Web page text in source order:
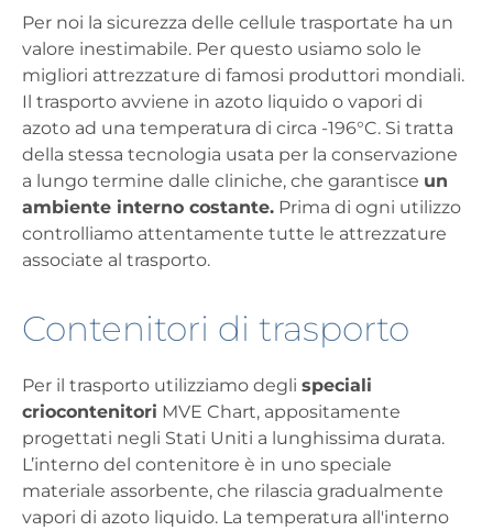
Per noi la sicurezza delle cellule trasportate ha un
valore inestimabile. Per questo usiamo solo le
migliori attrezzature di famosi produttori mondiali.
Il trasporto avviene in azoto liquido o vapori di
azoto ad una temperatura di circa -196°C. Si tratta
della stessa tecnologia usata per la conservazione
a lungo termine dalle cliniche, che garantisce un
ambiente interno costante. Prima di ogni utilizzo
controlliamo attentamente tutte le attrezzature
associate al trasporto.
Contenitori di trasporto
Per il trasporto utilizziamo degli speciali
criocontenitori MVE Chart, appositamente
progettati negli Stati Uniti a lunghissima durata.
L’interno del contenitore è in uno speciale
materiale assorbente, che rilascia gradualmente
vapori di azoto liquido. La temperatura all'interno